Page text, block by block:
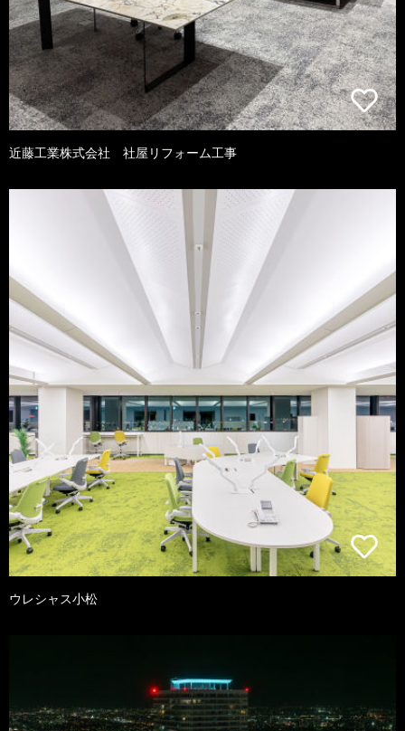
近藤工業株式会社 社屋リフォーム工事
ウレシャス小松